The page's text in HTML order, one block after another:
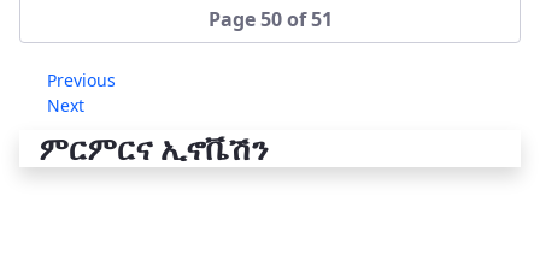
Page 50 of 51
Previous
Next
ምርምርና ኢኖቬሽን